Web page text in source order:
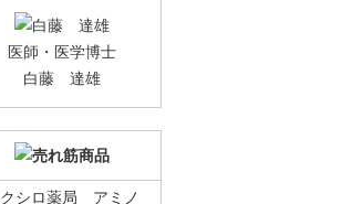
医師・医学博士
白藤 達雄
クシロ薬局 アミノ